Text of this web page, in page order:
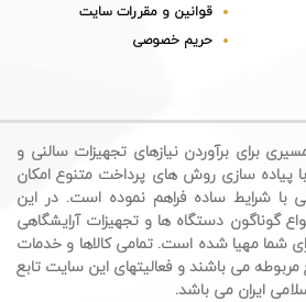
قوانین و مقررات سایت
حریم خصوصی
برای برآوردن نیازهای تجهیزات سالنی و
پیاده سازی روش های پرداخت متنوع امکان
با شرایط ساده فراهم نموده است. در این
گوناگون دستگاه ها و تجهیزات آرایشگاهی
شما مهیا شده است. تمامی کالاها و خدمات
مربوطه می باشند و فعالیتهای این سایت تابع
ایران می باشد.